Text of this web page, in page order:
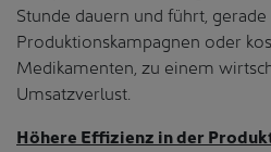
Stunde dauern und führt,
Produktionskampagnen oder
Medikamenten, zu einem
Umsatzverlust.
Höhere Effizienz in der